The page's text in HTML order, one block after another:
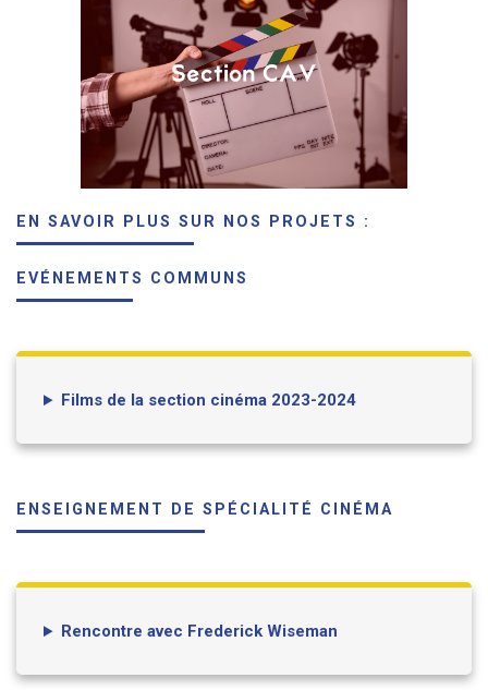
EN SAVOIR PLUS SUR NOS PROJETS :
EVÉNEMENTS COMMUNS
Films de la section cinéma 2023-2024
ENSEIGNEMENT DE SPÉCIALITÉ CINÉMA
Rencontre avec Frederick Wiseman